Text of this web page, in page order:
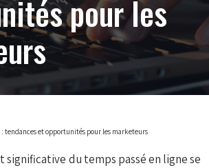
pour les
: tendances et opportunités pour les marketeurs
significative du temps passé en ligne se